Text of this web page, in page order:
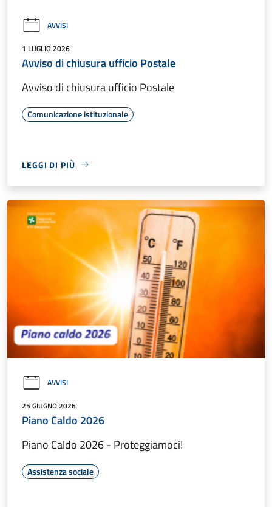
AVVISI
1 LUGLIO 2026
Avviso di chiusura ufficio Postale
Avviso di chiusura ufficio Postale
Comunicazione istituzionale
LEGGI DI PIÙ
AVVISI
25 GIUGNO 2026
Piano Caldo 2026
Piano Caldo 2026 - Proteggiamoci!
Assistenza sociale